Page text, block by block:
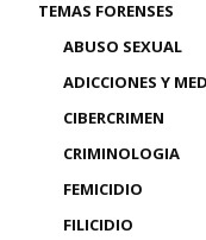
TEMAS FORENSES
ABUSO SEXUAL
ADICCIONES Y
CIBERCRIMEN
CRIMINOLOGIA
FEMICIDIO
FILICIDIO